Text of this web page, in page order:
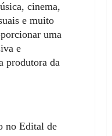
cinema,
e muito
uma
e
produtora da
no Edital de